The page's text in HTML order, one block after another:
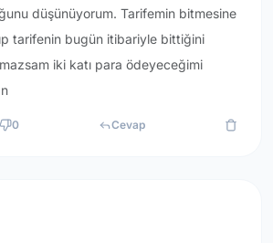
düşünüyorum. Tarifemin bitmesine
tarifenin bugün itibariyle bittiğini
iki katı para ödeyeceğimi
0 Cevap